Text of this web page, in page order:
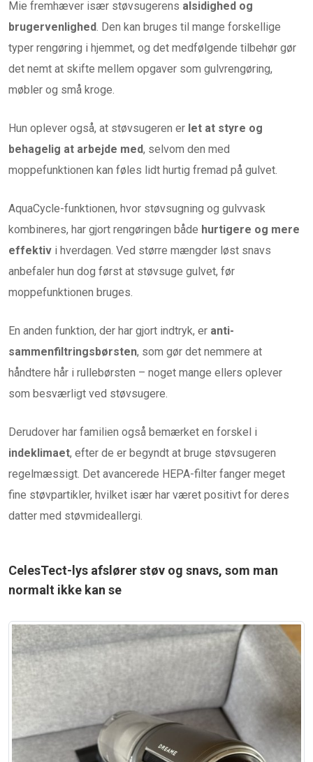
Mie fremhæver især støvsugerens alsidighed og
brugervenlighed. Den kan bruges til mange forskellige
typer rengøring i hjemmet, og det medfølgende tilbehør gør
det nemt at skifte mellem opgaver som gulvrengøring,
møbler og små kroge.
Hun oplever også, at støvsugeren er let at styre og
behagelig at arbejde med, selvom den med
moppefunktionen kan føles lidt hurtig fremad på gulvet.
AquaCycle-funktionen, hvor støvsugning og gulvvask
kombineres, har gjort rengøringen både hurtigere og mere
effektiv i hverdagen. Ved større mængder løst snavs
anbefaler hun dog først at støvsuge gulvet, før
moppefunktionen bruges.
En anden funktion, der har gjort indtryk, er anti-
sammenfiltringsbørsten, som gør det nemmere at
håndtere hår i rullebørsten – noget mange ellers oplever
som besværligt ved støvsugere.
Derudover har familien også bemærket en forskel i
indeklimaet, efter de er begyndt at bruge støvsugeren
regelmæssigt. Det avancerede HEPA-filter fanger meget
fine støvpartikler, hvilket især har været positivt for deres
datter med støvmideallergi.
CelesTect-lys afslører støv og snavs, som man
normalt ikke kan se